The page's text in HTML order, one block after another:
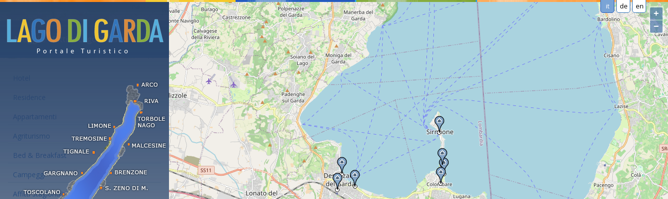
it de en
+
−
Alloggi e affitti al Lago di Garda
Appartamenti
Agriturismo
Bed & Breakfast
Campeggi
Affitti stagionali